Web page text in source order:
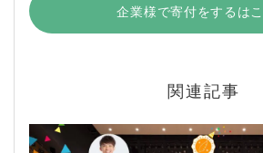
企業様で寄付をするは
関連記事